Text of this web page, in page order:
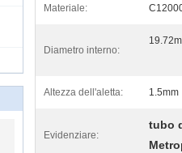
Materiale:
Diametro interno:
Altezza dell'aletta: 1.5mm
Evidenziare:
tubo